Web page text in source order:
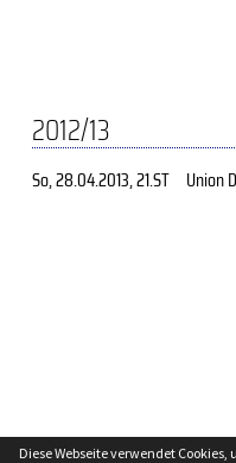
2012/13
So, 28.04.2013, 21.ST Union
Diese Webseite verwendet